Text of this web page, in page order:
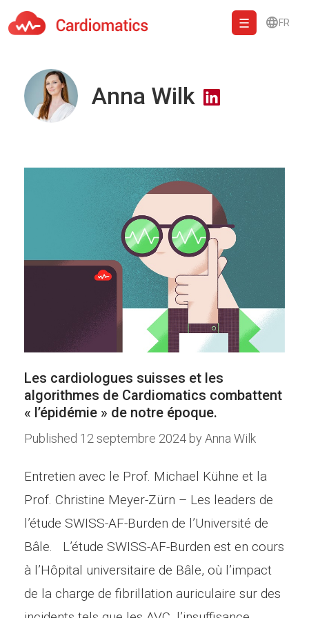
FR
Anna Wilk
Les cardiologues suisses et les
algorithmes de Cardiomatics combattent
« l’épidémie » de notre époque.
Published 12 septembre 2024 by Anna Wilk
Entretien avec le Prof. Michael Kühne et la
Prof. Christine Meyer-Zürn – Les leaders de
l’étude SWISS-AF-Burden de l’Université de
Bâle. L’étude SWISS-AF-Burden est en cours
à l’Hôpital universitaire de Bâle, où l’impact
de la charge de fibrillation auriculaire sur des